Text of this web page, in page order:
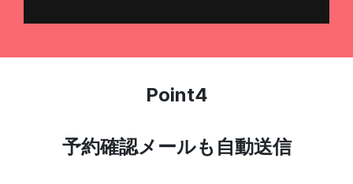
Point4
予約確認メールも自動送信